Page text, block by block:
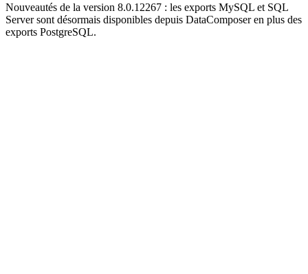
Nouveautés de la version 8.0.12267 : les exports MySQL et SQL
Server sont désormais disponibles depuis DataComposer en plus des
exports PostgreSQL.